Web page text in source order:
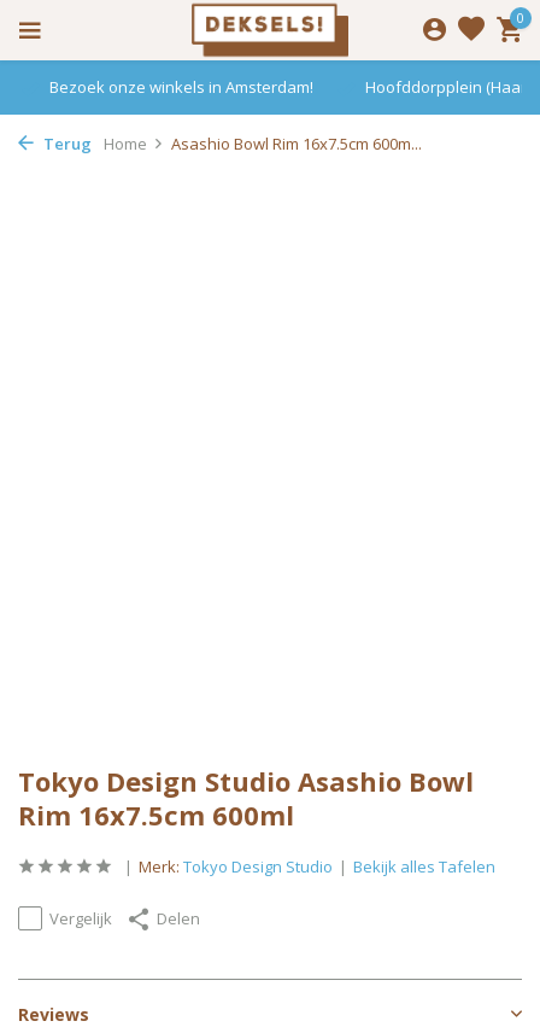
0
Bezoek onze winkels in Amsterdam! Hoofddorpplein
Terug Home Asashio Bowl Rim 16x7.5cm 600m...
Tokyo Design Studio Asashio Bowl
Rim 16x7.5cm 600ml
Merk: Tokyo Design Studio Bekijk alles Tafelen
Vergelijk Delen
Reviews